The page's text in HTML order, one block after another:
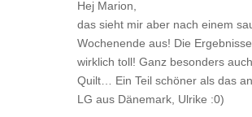
Hej Marion,
das sieht mir aber nach einem
Wochenende aus! Die
wirklich toll! Ganz besonders
Quilt… Ein Teil schöner als das
LG aus Dänemark, Ulrike :0)